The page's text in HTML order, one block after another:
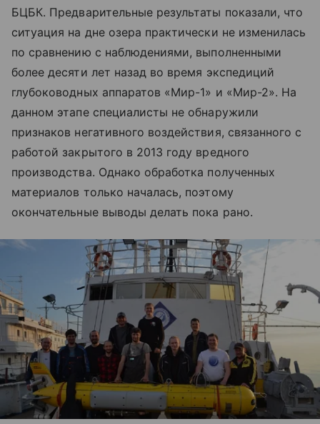
БЦБК. Предварительные результаты показали, что
ситуация на дне озера практически не изменилась
по сравнению с наблюдениями, выполненными
более десяти лет назад во время экспедиций
глубоководных аппаратов «Мир-1» и «Мир-2». На
данном этапе специалисты не обнаружили
признаков негативного воздействия, связанного с
работой закрытого в 2013 году вредного
производства. Однако обработка полученных
материалов только началась, поэтому
окончательные выводы делать пока рано.